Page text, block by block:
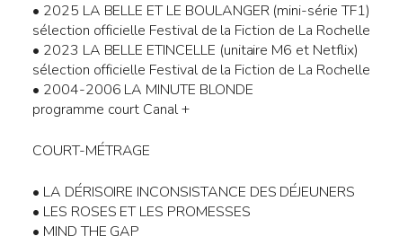
• 2025 LA BELLE ET LE BOULANGER (mini-série TF1)
sélection officielle Festival de la Fiction de La Rochelle
• 2023 LA BELLE ETINCELLE (unitaire M6 et Netflix)
sélection officielle Festival de la Fiction de La Rochelle
• 2004-2006 LA MINUTE BLONDE
programme court Canal +
COURT-MÉTRAGE
• LA DÉRISOIRE INCONSISTANCE DES DÉJEUNERS
• LES ROSES ET LES PROMESSES
• MIND THE GAP